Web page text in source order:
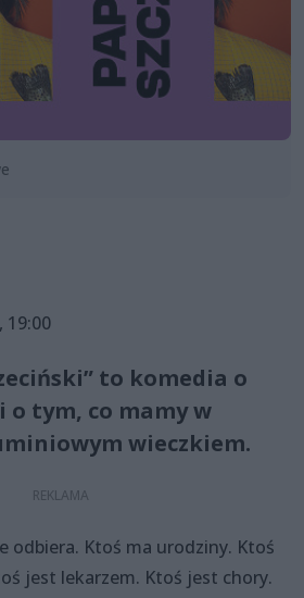
19:00
to komedia o
o tym, co mamy w
wieczkiem.
odbiera. Ktoś ma urodziny. Ktoś
jest lekarzem. Ktoś jest chory.